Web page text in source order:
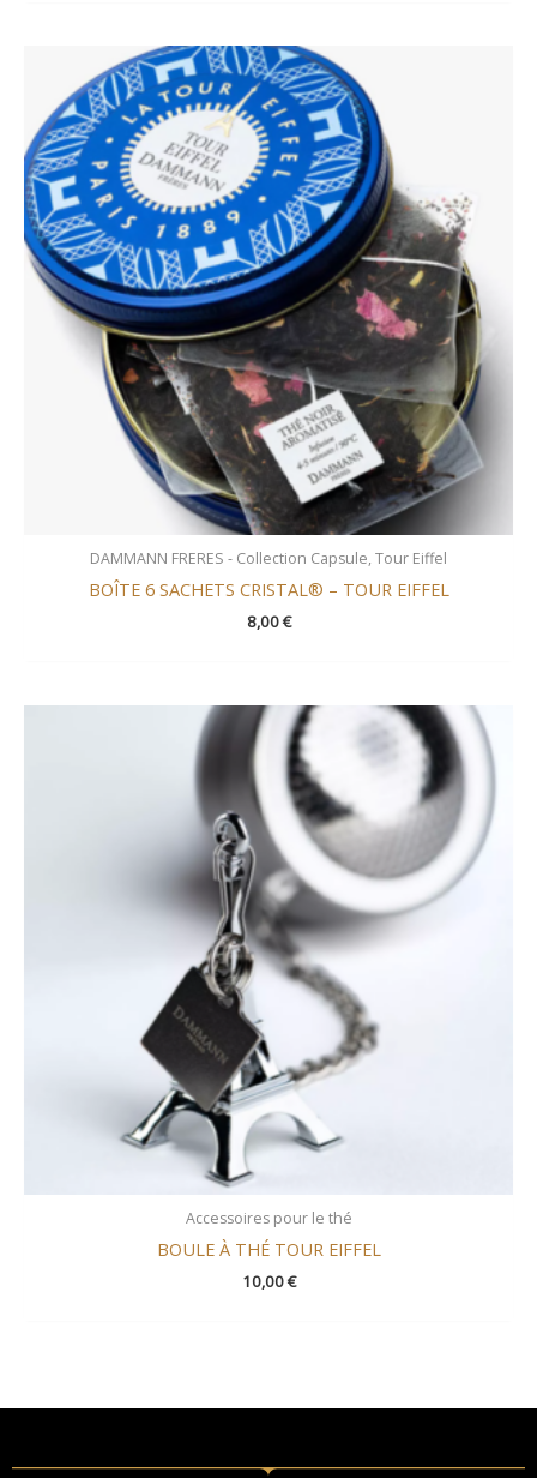
DAMMANN FRERES - Collection Capsule, Tour Eiffel
BOÎTE 6 SACHETS CRISTAL® – TOUR EIFFEL
8,00€
Accessoires pour le thé
BOULE À THÉ TOUR EIFFEL
10,00€